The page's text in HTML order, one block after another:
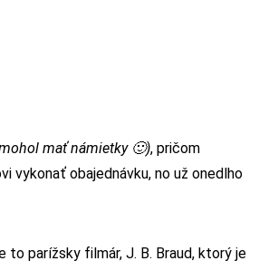
mať námietky 🙂), pričom
vykonať obajednávku, no už onedlho
parížsky filmár, J. B. Braud, ktorý je